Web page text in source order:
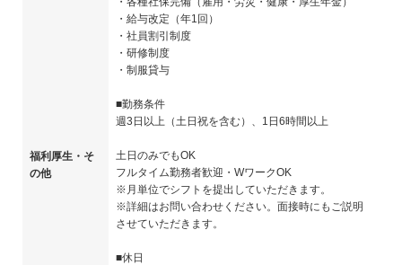
福利厚生・そ
の他
・給与改定（年1回）
・社員割引制度
・研修制度
・制服貸与
■勤務条件
週3日以上（土日祝を含む）、1日6時間以上
土日のみでもOK
フルタイム勤務者歓迎・WワークOK
※月単位でシフトを提出していただきます。
※詳細はお問い合わせください。面接時にもご説明
させていただきます。
■休日